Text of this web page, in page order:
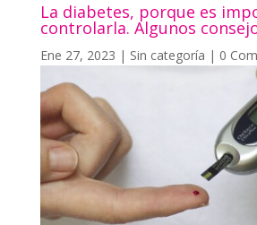
La diabetes, porque es
controlarla. Algunos
Ene 27, 2023 | Sin categoría | 0